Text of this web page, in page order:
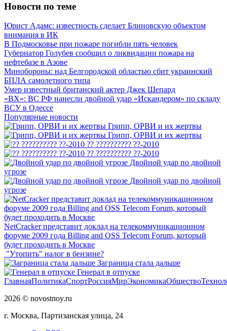
Новости по теме
Юрист Адамс: известность сделает Блиновскую объектом
внимания в ИК
В Подмосковье при пожаре погибли пять человек
Губернатор Голубев сообщил о ликвидации пожара на
нефтебазе в Азове
Минобороны: над Белгородской областью сбит украинский
БПЛА самолетного типа
Умер известный британский актер Джек Шепард
«ВХ»: ВС РФ нанесли двойной удар «Искандером» по складу
ВСУ в Одессе
Популярные новости
Грипп, ОРВИ и их жертвы
Грипп, ОРВИ и их жертвы
?? ?????????? ??-2010
?? ?????????? ??-2010
Двойной удар по двойной
угрозе
Двойной удар по двойной
угрозе
NetCracker представит доклад на телекоммуникационном
форуме 2009 года Billing and OSS Telecom Forum, который
будет проходить в Москве
"Утопить" налог в бензине?
Заграница стала дальше
Генерал в отпуске
ГлавнаяПолитикаСпортРоссияМирЭкономикаОбщество
2026 © novostnoy.ru
г. Москва, Партизанская улица, 24